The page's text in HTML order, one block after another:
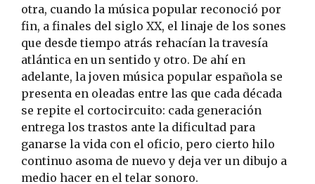
otra, cuando la música popular reconoció por
fin, a finales del siglo XX, el linaje de los sones
que desde tiempo atrás rehacían la travesía
atlántica en un sentido y otro. De ahí en
adelante, la joven música popular española se
presenta en oleadas entre las que cada década
se repite el cortocircuito: cada generación
entrega los trastos ante la dificultad para
ganarse la vida con el oficio, pero cierto hilo
continuo asoma de nuevo y deja ver un dibujo a
medio hacer en el telar sonoro.